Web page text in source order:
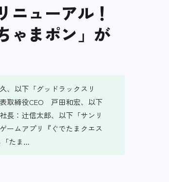
ニューアル！
ゃまポン」が
、以下「グッドラックスリ
取締役CEO 戸田和宏、以下
長：辻信太郎、以下「サンリ
ームアプリ『ぐでたまクエス
たま...